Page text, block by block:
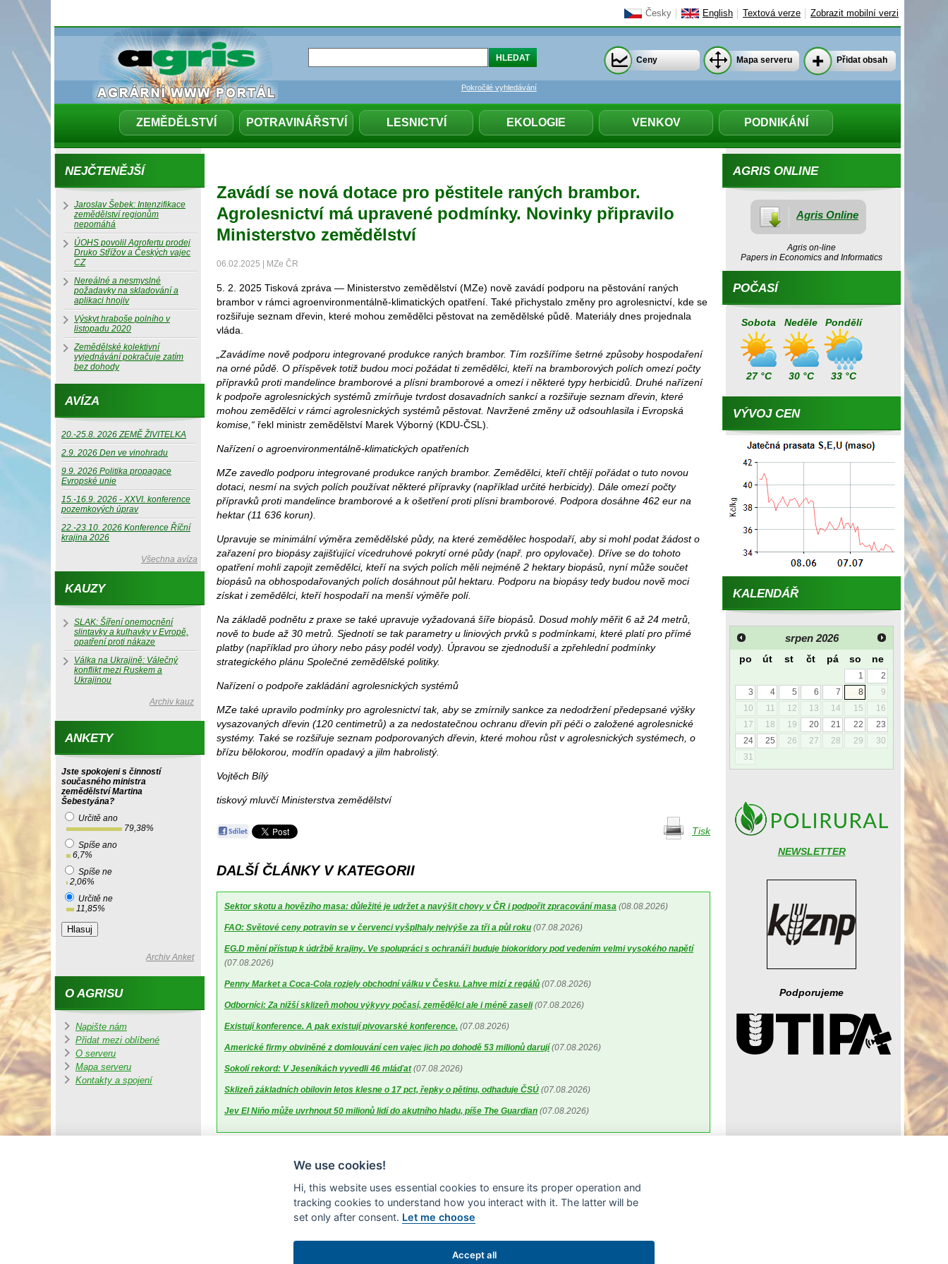
Česky English Textová verze Zobrazit mobilní verzi
ZEMĚDĚLSTVÍ POTRAVINÁŘSTVÍ LESNICTVÍ EKOLOGIE VENKOV PODNIKÁNÍ
Pokročilé vyhledávání
Ceny Mapa serveru Přidat obsah
Zavádí se nová dotace pro pěstitele raných brambor.
Agrolesnictví má upravené podmínky. Novinky připravilo
Ministerstvo zemědělství
06.02.2025 | MZe ČR
5. 2. 2025 Tisková zpráva — Ministerstvo zemědělství (MZe) nově zavádí podporu na pěstování raných
brambor v rámci agroenvironmentálně-klimatických opatření. Také přichystalo změny pro agrolesnictví, kde se
rozšiřuje seznam dřevin, které mohou zemědělci pěstovat na zemědělské půdě. Materiály dnes projednala
vláda.
„Zavádíme nově podporu integrované produkce raných brambor. Tím rozšíříme šetrné způsoby hospodaření
na orné půdě. O příspěvek totiž budou moci požádat ti zemědělci, kteří na bramborových polích omezí počty
přípravků proti mandelince bramborové a plísni bramborové a omezí i některé typy herbicidů. Druhé nařízení
k podpoře agrolesnických systémů zmírňuje tvrdost dosavadních sankcí a rozšiřuje seznam dřevin, které
mohou zemědělci v rámci agrolesnických systémů pěstovat. Navržené změny už odsouhlasila i Evropská
komise,“ řekl ministr zemědělství Marek Výborný (KDU-ČSL).
Nařízení o agroenvironmentálně-klimatických opatřeních
MZe zavedlo podporu integrované produkce raných brambor. Zemědělci, kteří chtějí pořádat o tuto novou
dotaci, nesmí na svých polích používat některé přípravky (například určité herbicidy). Dále omezí počty
přípravků proti mandelince bramborové a k ošetření proti plísni bramborové. Podpora dosáhne 462 eur na
hektar (11 636 korun).
Upravuje se minimální výměra zemědělské půdy, na které zemědělec hospodaří, aby si mohl podat žádost o
zařazení pro biopásy zajišťující vícedruhové pokrytí orné půdy (např. pro opylovače). Dříve se do tohoto
opatření mohli zapojit zemědělci, kteří na svých polích měli nejméně 2 hektary biopásů, nyní může součet
biopásů na obhospodařovaných polích dosáhnout půl hektaru. Podporu na biopásy tedy budou nově moci
získat i zemědělci, kteří hospodaří na menší výměře polí.
Na základě podnětu z praxe se také upravuje vyžadovaná šíře biopásů. Dosud mohly měřit 6 až 24 metrů,
nově to bude až 30 metrů. Sjednotí se tak parametry u liniových prvků s podmínkami, které platí pro přímé
platby (například pro úhory nebo pásy podél vody). Úpravou se zjednoduší a zpřehlední podmínky
strategického plánu Společné zemědělské politiky.
Nařízení o podpoře zakládání agrolesnických systémů
MZe také upravilo podmínky pro agrolesnictví tak, aby se zmírnily sankce za nedodržení předepsané výšky
vysazovaných dřevin (120 centimetrů) a za nedostatečnou ochranu dřevin při péči o založené agrolesnické
systémy. Také se rozšiřuje seznam podporovaných dřevin, které mohou růst v agrolesnických systémech, o
břízu bělokorou, modřín opadavý a jilm habrolistý.
Vojtěch Bílý
tiskový mluvčí Ministerstva zemědělství
Tisk
DALŠÍ ČLÁNKY V KATEGORII
Sektor skotu a hovězího masa: důležité je udržet a navýšit chovy v ČR i podpořit zpracování masa (08.08.2026)
FAO: Světové ceny potravin se v červenci vyšplhaly nejvýše za tři a půl roku (07.08.2026)
EG.D mění přístup k údržbě krajiny. Ve spolupráci s ochranáři buduje biokoridory pod vedením velmi vysokého napětí
(07.08.2026)
Penny Market a Coca-Cola rozjely obchodní válku v Česku. Lahve mizí z regálů (07.08.2026)
Odborníci: Za nižší sklizeň mohou výkyvy počasí, zemědělci ale i méně zaseli(07.08.2026)
Existují konference. A pak existují pivovarské konference. (07.08.2026)
Americké firmy obviněné z domlouvání cen vajec jich po dohodě 53 milionů darují(07.08.2026)
Sokolí rekord: V Jeseníkách vyvedli 46 mláďat(07.08.2026)
Sklizeň základních obilovin letos klesne o 17 pct, řepky o pětinu, odhaduje ČSÚ (07.08.2026)
Jev El Niňo může uvrhnout 50 milionů lidí do akutního hladu, píše The Guardian (07.08.2026)
AGRIS ONLINE
Agris Online
Agris on-line
Papers in Economics and Informatics
POČASÍ
Sobota
27 °C
Neděle
30 °C
Pondělí
33 °C
VÝVOJ CEN
KALENDÁŘ
srpen 2026
po út st čt pá so ne
1
2
3
4 5 6 7 8
9
10
11 12 13 14 15
16
17
18 19 20 21 22
23
24
25 26 27 28 29
30
31
NEWSLETTER
Podporujeme
NEJČTENĚJŠÍ
Jaroslav Šebek: Intenzifikace
zemědělství regionům
nepomáhá
ÚOHS povolil Agrofertu prodej
Druko Střížov a Českých vajec
CZ
Nereálné a nesmyslné
požadavky na skladování a
aplikaci hnojiv
Výskyt hraboše polního v
listopadu 2020
Zemědělské kolektivní
vyjednávání pokračuje zatím
bez dohody
AVÍZA
20.-25.8. 2026 ZEMĚ ŽIVITELKA
2.9. 2026 Den ve vinohradu
9.9. 2026 Politika propagace
Evropské unie
15.-16.9. 2026 - XXVI. konference
pozemkových úprav
22.-23.10. 2026 Konference Říční
krajina 2026
Všechna avíza
KAUZY
SLAK: Šíření onemocnění
slintavky a kulhavky v Evropě,
opatření proti nákaze
Válka na Ukrajině: Válečný
konflikt mezi Ruskem a
Ukrajinou
Archiv kauz
ANKETY
Jste spokojeni s činností
současného ministra
zemědělství Martina
Šebestyána?
Určitě ano
79,38%
Spíše ano
6,7%
Spíše ne
2,06%
Určitě ne
11,85%
Archiv Anket
O AGRISU
Napište nám
Přidat mezi oblíbené
O serveru
Mapa serveru
Kontakty a spojení
spolupráce
- Publikování a šíření obsahu agrárního WWW portálu AGRIS je možné
We use cookies!
Hi, this website uses essential cookies to ensure its proper operation and
tracking cookies to understand how you interact with it. The latter will be
set only after consent. Let me choose
Accept all